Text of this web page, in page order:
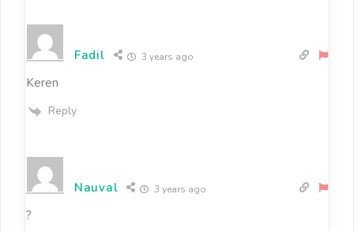
Fadil 3 years ago
Keren
Reply
Nauval 3 years ago
?